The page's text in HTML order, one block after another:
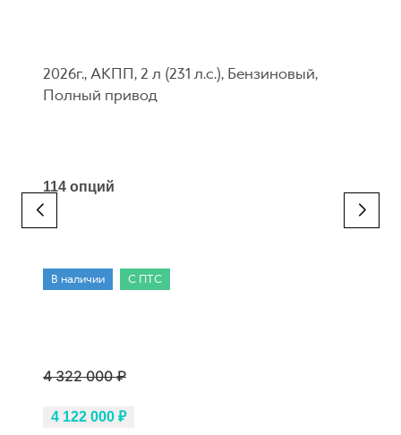
2026г., АКПП, 2 л (231 л.с.), Бензиновый,
Полный привод
114 опций
В наличии С ПТС
4 322 000 ₽
4 122 000 ₽